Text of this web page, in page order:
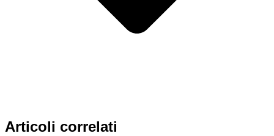
Articoli correlati